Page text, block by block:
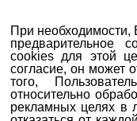
При необходимости,
предварительное
cookies для этой
согласие, он может
того,
относительно
рекламных целях в